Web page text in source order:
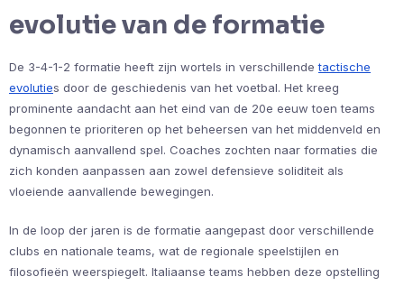
evolutie van de formatie
De 3-4-1-2 formatie heeft zijn wortels in verschillendetactische
evoluties door de geschiedenis van het voetbal. Het kreeg
prominente aandacht aan het eind van de 20e eeuw toen teams
begonnen te prioriteren op het beheersen van het middenveld en
dynamisch aanvallend spel. Coaches zochten naar formaties die
zich konden aanpassen aan zowel defensieve soliditeit als
vloeiende aanvallende bewegingen.
In de loop der jaren is de formatie aangepast door verschillende
clubs en nationale teams, wat de regionale speelstijlen en
filosofieën weerspiegelt. Italiaanse teams hebben deze opstelling